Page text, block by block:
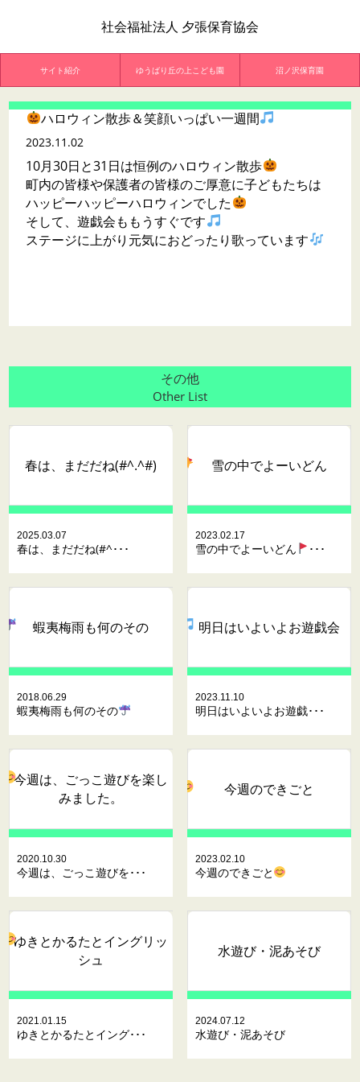
社会福祉法人 夕張保育協会
サイト紹介 ゆうばり丘の上こども園 沼ノ沢保育園
ハロウィン散歩＆笑顔いっぱい一週間
2023.11.02
10月30日と31日は恒例のハロウィン散歩
町内の皆様や保護者の皆様のご厚意に子どもたちは
ハッピーハッピーハロウィンでした
そして、遊戯会ももうすぐです
ステージに上がり元気におどったり歌っています
その他
Other List
春は、まだだね(#^.^#)
2025.03.07
春は、まだだね(#^･･･
雪の中でよーいどん
2023.02.17
雪の中でよーいどん ･･･
蝦夷梅雨も何のその
2018.06.29
蝦夷梅雨も何のその
明日はいよいよお遊戯会
2023.11.10
明日はいよいよお遊戯･･･
今週は、ごっこ遊びを楽し
みました。
2020.10.30
今週は、ごっこ遊びを･･･
今週のできごと
2023.02.10
今週のできごと
ゆきとかるたとイングリッ
シュ
2021.01.15
ゆきとかるたとイング･･･
水遊び・泥あそび
2024.07.12
水遊び・泥あそび